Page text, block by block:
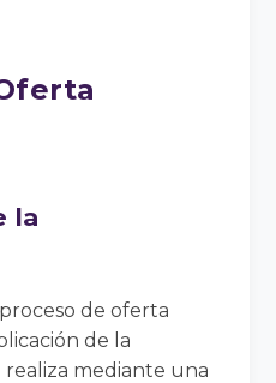
la
de oferta
de la
mediante una